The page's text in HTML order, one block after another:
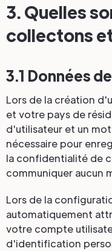
3. Quelles
collectons
3.1 Données
Lors de la création
et votre pays de
d'utilisateur et un
nécessaire pour
la confidentialité de
communiquer aucun
Lors de la
automatiquement
votre compte
d'identification